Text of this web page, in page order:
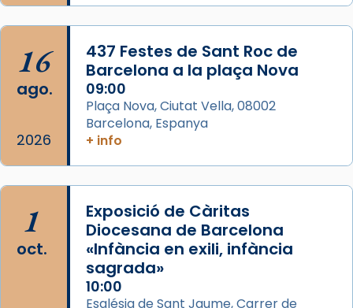
16
ago.
2026
437 Festes de Sant Roc de
Barcelona a la plaça Nova
09:00
Plaça Nova, Ciutat Vella, 08002
Barcelona, Espanya
+ info
1
oct.
Exposició de Càritas
Diocesana de Barcelona
«Infància en exili, infància
sagrada»
10:00
Església de Sant Jaume, Carrer de